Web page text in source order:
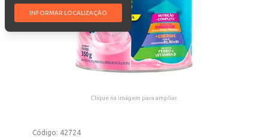
INFORMAR LOCALIZAÇÃO
Clique na imagem para ampliar.
Código: 42724